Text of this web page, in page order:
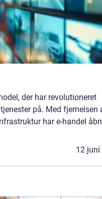
der har revolutioneret
på. Med fjernelsen
har e-handel
12 juni